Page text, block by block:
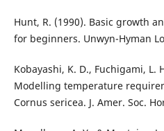
Hunt, R. (1990). Basic growth
for beginners. Unwyn-Hyman
Kobayashi, K. D., Fuchigami, L.
Modelling temperature
Cornus sericea. J. Amer. Soc.